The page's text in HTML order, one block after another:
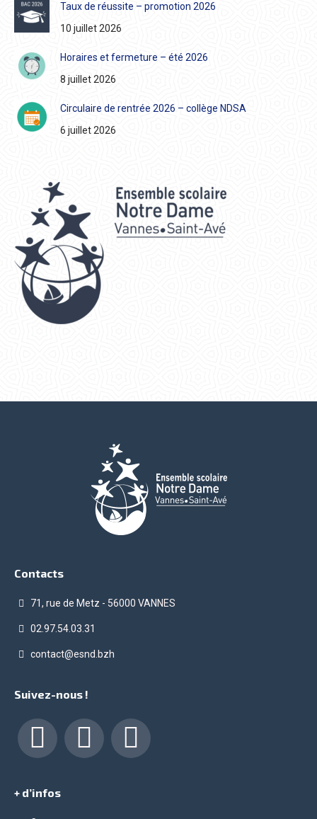
Taux de réussite – promotion 2026
10 juillet 2026
Horaires et fermeture – été 2026
8 juillet 2026
Circulaire de rentrée 2026 – collège NDSA
6 juillet 2026
Contacts
71, rue de Metz - 56000 VANNES
02.97.54.03.31
contact@esnd.bzh
Suivez-nous !
Facebook LinkedIn Instagram
+ d’infos